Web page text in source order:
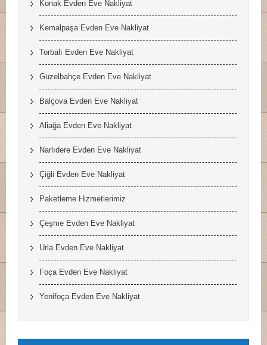
Konak Evden Eve Nakliyat
Kemalpaşa Evden Eve Nakliyat
Torbalı Evden Eve Nakliyat
Güzelbahçe Evden Eve Nakliyat
Balçova Evden Eve Nakliyat
Aliağa Evden Eve Nakliyat
Narlıdere Evden Eve Nakliyat
Çiğli Evden Eve Nakliyat
Paketleme Hizmetlerimiz
Çeşme Evden Eve Nakliyat
Urla Evden Eve Nakliyat
Foça Evden Eve Nakliyat
Yenifoça Evden Eve Nakliyat